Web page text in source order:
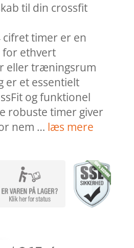
til din crossfit
timer er en
for ethvert
eller træningsrum
er et essentielt
og funktionel
robuste timer giver
nem … læs mere